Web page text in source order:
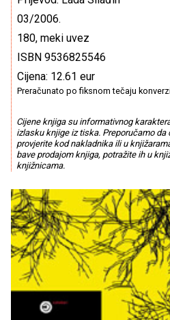
03/2006.
180, meki uvez
ISBN 9536825546
Cijena: 12.61 eur
Preračunato po fiksnom tečaju
Cijene knjiga su informativnog
izlasku knjige iz tiska. Preporučamo
provjerite kod nakladnika ili u
bave prodajom knjiga, potražite ih u
knjižnicama.